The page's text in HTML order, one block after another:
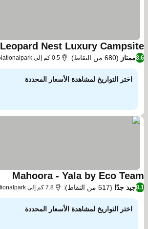
Leopard Nest Luxury Campsite
8.6ممتاز (680 من النقاط) 0.5 كم إلى Yala Nationalpark
اختر التواريخ لمشاهدة الأسعار المحددة
Mahoora - Yala by Eco Team
8.1جيد جدًا (517 من النقاط) 7.8 كم إلى Yala Nationalpark
اختر التواريخ لمشاهدة الأسعار المحددة